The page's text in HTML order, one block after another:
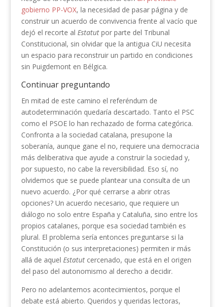
gobierno PP-VOX, la necesidad de pasar página y de
construir un acuerdo de convivencia frente al vacío que
dejó el recorte al Estatutpor parte del Tribunal
Constitucional, sin olvidar que la antigua CiU necesita
un espacio para reconstruir un partido en condiciones
sin Puigdemont en Bélgica.
Continuar preguntando
En mitad de este camino el referéndum de
autodeterminación quedaría descartado. Tanto el PSC
como el PSOE lo han rechazado de forma categórica.
Confronta a la sociedad catalana, presupone la
soberanía, aunque gane el no, requiere una democracia
más deliberativa que ayude a construir la sociedad y,
por supuesto, no cabe la reversibilidad. Eso sí, no
olvidemos que se puede plantear una consulta de un
nuevo acuerdo. ¿Por qué cerrarse a abrir otras
opciones? Un acuerdo necesario, que requiere un
diálogo no solo entre España y Cataluña, sino entre los
propios catalanes, porque esa sociedad también es
plural. El problema sería entonces preguntarse si la
Constitución (o sus interpretaciones) permiten ir más
allá de aquel Estatutcercenado, que está en el origen
del paso del autonomismo al derecho a decidir.
Pero no adelantemos acontecimientos, porque el
debate está abierto. Queridos y queridas lectoras,